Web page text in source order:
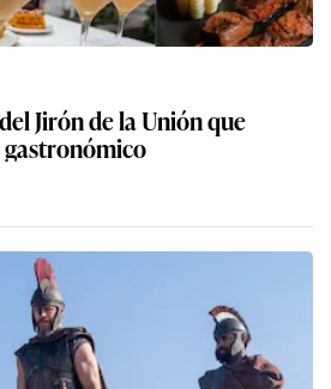
Jirón de la Unión que